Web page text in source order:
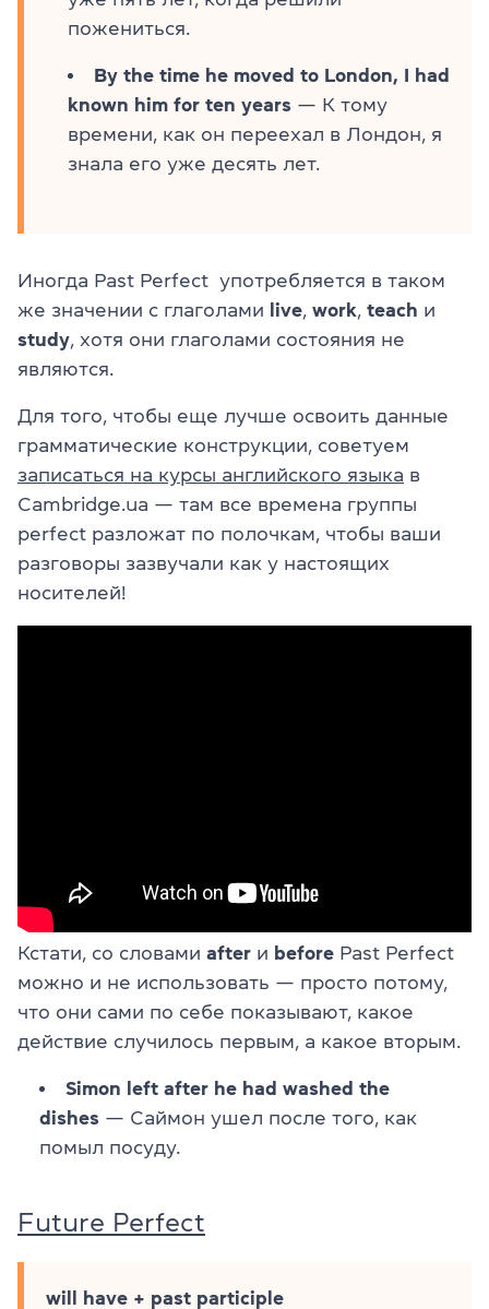
пожениться.
By the time he moved to London, I had
known him for ten years — К тому
времени, как он переехал в Лондон, я
знала его уже десять лет.
Иногда Past Perfect употребляется в таком
же значении с глаголами
live work teach и
study , хотя они глаголами состояния не
являются.
Для того, чтобы еще лучше освоить данные
грамматические конструкции, советуем
записаться на курсы английского языка в
Cambridge.ua — там все времена группы
perfect разложат по полочкам, чтобы ваши
разговоры зазвучали как у настоящих
носителей!
Кстати, со словами after и before Past Perfect
можно и не использовать — просто потому,
что они сами по себе показывают, какое
действие случилось первым, а какое вторым.
Simon left after he had washed the
dishes — Саймон ушел после того, как
помыл посуду.
Future Perfect
will have + past participle